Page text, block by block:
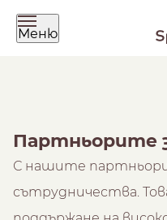
Меню
Какво търсиш
Партньорите
С нашите партньори
сътрудничества.